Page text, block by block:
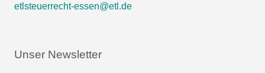
etlsteuerrecht-essen@etl.de
Unser Newsletter